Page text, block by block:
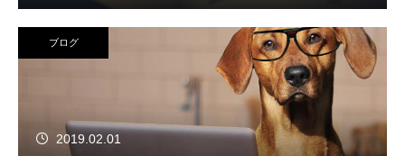
ブログ
2019.02.01